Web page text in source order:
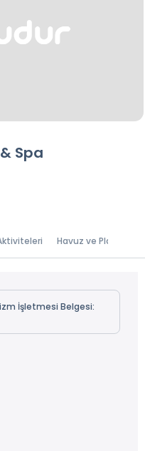
Spa
Havuz ve Plaj
İşletmesi Belgesi: